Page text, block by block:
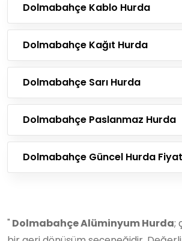
Dolmabahçe Kablo Hurda
Dolmabahçe Kağıt Hurda
Dolmabahçe Sarı Hurda
Dolmabahçe Paslanmaz Hurda
Dolmabahçe Güncel Hurda
" Dolmabahçe Alüminyum Hurda;